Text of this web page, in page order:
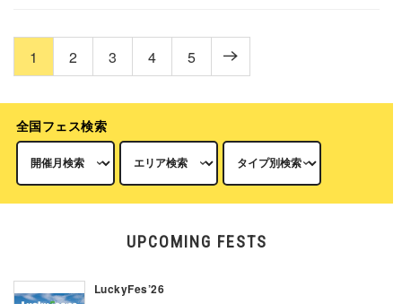
1 2 3 4 5
全国フェス検索
UPCOMING FESTS
LuckyFes’26